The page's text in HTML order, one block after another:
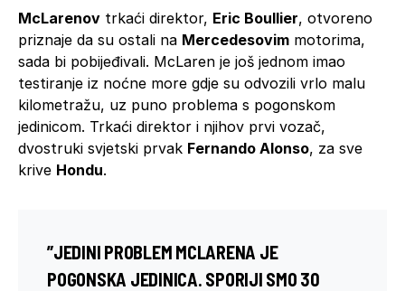
McLarenov trkaći direktor, Eric Boullier, otvoreno
priznaje da su ostali na Mercedesovim motorima,
sada bi pobijeđivali. McLaren je još jednom imao
testiranje iz noćne more gdje su odvozili vrlo malu
kilometražu, uz puno problema s pogonskom
jedinicom. Trkaći direktor i njihov prvi vozač,
dvostruki svjetski prvak Fernando Alonso, za sve
krive Hondu.
”JEDINI PROBLEM MCLARENA JE
POGONSKA JEDINICA. SPORIJI SMO 30